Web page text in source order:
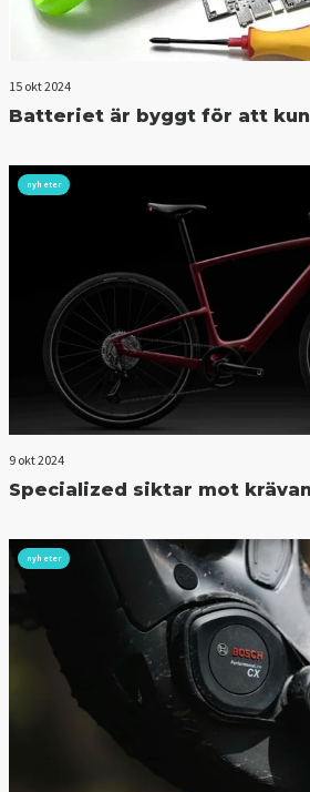
15 okt 2024
Batteriet är byggt för att
nyheter
9 okt 2024
Specialized siktar mot
nyheter